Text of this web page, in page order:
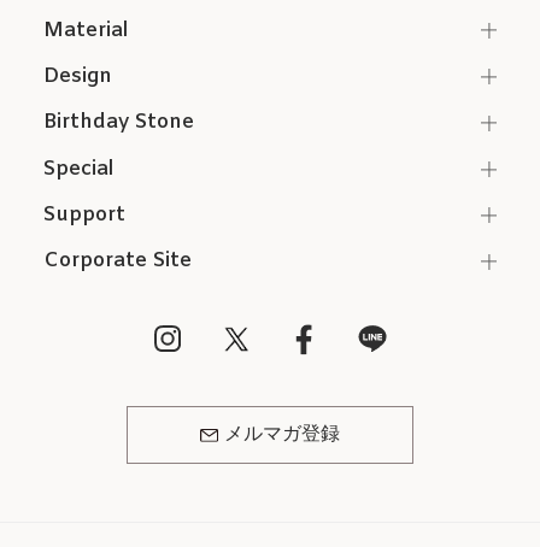
Support
Corporate Site
メルマガ登録
Material
Design
Birthday Stone
Special